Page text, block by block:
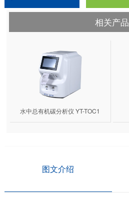
相关产品
水中总有机碳分析仪 YT-TOC1
图文介绍